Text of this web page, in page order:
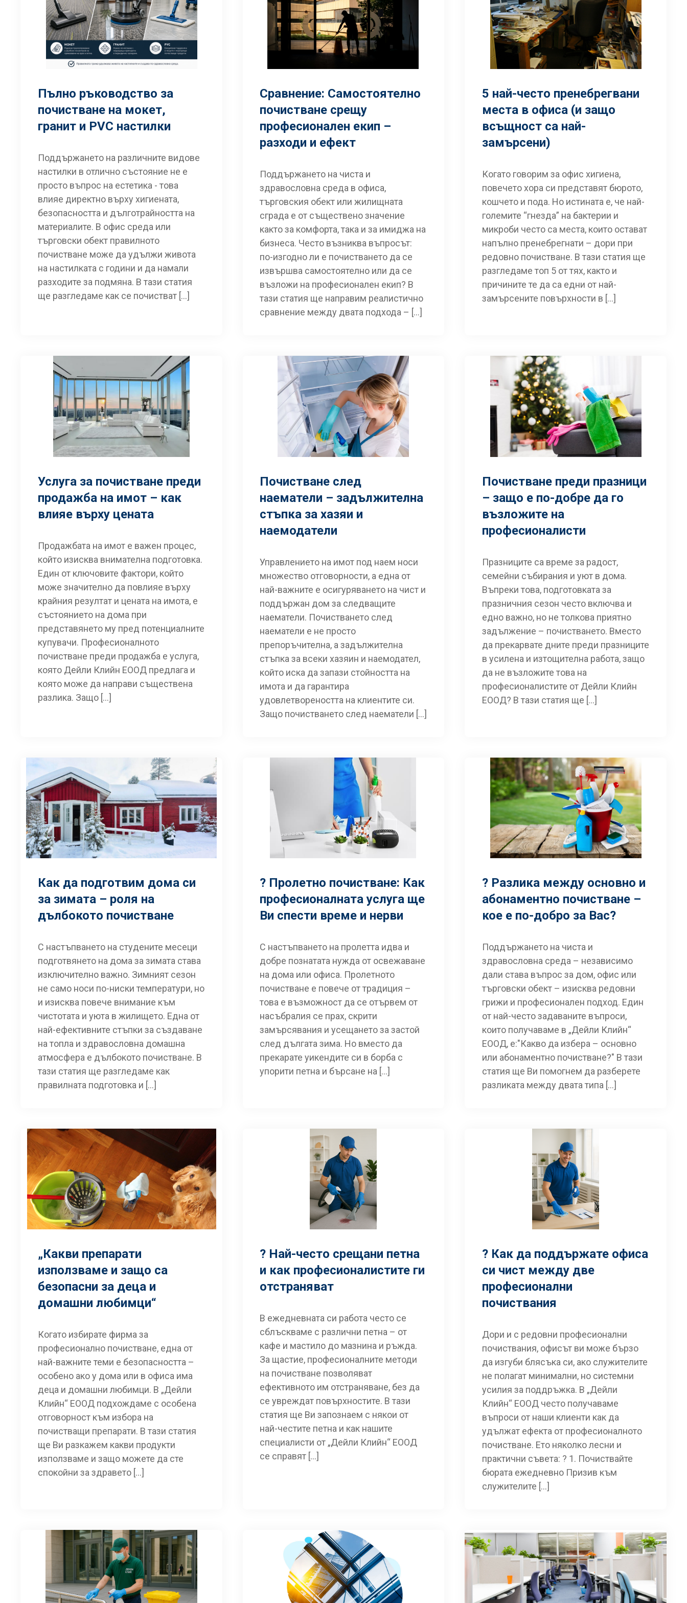
Пълно ръководство за
почистване на мокет,
гранит и PVC настилки
Поддържането на различните видове
настилки в отлично състояние не е
просто въпрос на естетика - това
влияе директно върху хигиената,
безопасността и дълготрайността на
материалите. В офис среда или
търговски обект правилното
почистване може да удължи живота
на настилката с години и да намали
разходите за подмяна. В тази статия
ще разгледаме как се почистват […]
Сравнение: Самостоятелно
почистване срещу
професионален екип –
разходи и ефект
Поддържането на чиста и
здравословна среда в офиса,
търговския обект или жилищната
сграда е от съществено значение
както за комфорта, така и за имиджа на
бизнеса. Често възниква въпросът:
по-изгодно ли е почистването да се
извършва самостоятелно или да се
възложи на професионален екип? В
тази статия ще направим реалистично
сравнение между двата подхода – […]
5 най-често пренебрегвани
места в офиса (и защо
всъщност са най-
замърсени)
Когато говорим за офис хигиена,
повечето хора си представят бюрото,
кошчето и пода. Но истината е, че най-
големите “гнезда” на бактерии и
микроби често са места, които остават
напълно пренебрегнати – дори при
редовно почистване. В тази статия ще
разгледаме топ 5 от тях, както и
причините те да са едни от най-
замърсените повърхности в […]
Услуга за почистване преди
продажба на имот – как
влияе върху цената
Продажбата на имот е важен процес,
който изисква внимателна подготовка.
Един от ключовите фактори, който
може значително да повлияе върху
крайния резултат и цената на имота, е
състоянието на дома при
представянето му пред потенциалните
купувачи. Професионалното
почистване преди продажба е услуга,
която Дейли Клийн ЕООД предлага и
която може да направи съществена
разлика. Защо […]
Почистване след
наематели – задължителна
стъпка за хазяи и
наемодатели
Управлението на имот под наем носи
множество отговорности, а една от
най-важните е осигуряването на чист и
поддържан дом за следващите
наематели. Почистването след
наематели е не просто
препоръчителна, а задължителна
стъпка за всеки хазяин и наемодател,
който иска да запази стойността на
имота и да гарантира
удовлетвореността на клиентите си.
Защо почистването след наематели […]
Почистване преди празници
– защо е по-добре да го
възложите на
професионалисти
Празниците са време за радост,
семейни събирания и уют в дома.
Въпреки това, подготовката за
празничния сезон често включва и
едно важно, но не толкова приятно
задължение – почистването. Вместо
да прекарвате дните преди празниците
в усилена и изтощителна работа, защо
да не възложите това на
професионалистите от Дейли Клийн
ЕООД? В тази статия ще […]
Как да подготвим дома си
за зимата – роля на
дълбокото почистване
С настъпването на студените месеци
подготвянето на дома за зимата става
изключително важно. Зимният сезон
не само носи по-ниски температури, но
и изисква повече внимание към
чистотата и уюта в жилището. Една от
най-ефективните стъпки за създаване
на топла и здравословна домашна
атмосфера е дълбокото почистване. В
тази статия ще разгледаме как
правилната подготовка и […]
? Пролетно почистване: Как
професионалната услуга ще
Ви спести време и нерви
С настъпването на пролетта идва и
добре познатата нужда от освежаване
на дома или офиса. Пролетното
почистване е повече от традиция –
това е възможност да се отървем от
насъбралия се прах, скрити
замърсявания и усещането за застой
след дългата зима. Но вместо да
прекарате уикендите си в борба с
упорити петна и бърсане на […]
? Разлика между основно и
абонаментно почистване –
кое е по-добро за Вас?
Поддържането на чиста и
здравословна среда – независимо
дали става въпрос за дом, офис или
търговски обект – изисква редовни
грижи и професионален подход. Един
от най-често задаваните въпроси,
които получаваме в „Дейли Клийн“
ЕООД, е:"Какво да избера – основно
или абонаментно почистване?" В тази
статия ще Ви помогнем да разберете
разликата между двата типа […]
„Какви препарати
използваме и защо са
безопасни за деца и
домашни любимци“
Когато избирате фирма за
професионално почистване, една от
най-важните теми е безопасността –
особено ако у дома или в офиса има
деца и домашни любимци. В „Дейли
Клийн“ ЕООД подхождаме с особена
отговорност към избора на
почистващи препарати. В тази статия
ще Ви разкажем какви продукти
използваме и защо можете да сте
спокойни за здравето […]
? Най-често срещани петна
и как професионалистите ги
отстраняват
В ежедневната си работа често се
сблъскваме с различни петна – от
кафе и мастило до мазнина и ръжда.
За щастие, професионалните методи
на почистване позволяват
ефективното им отстраняване, без да
се увреждат повърхностите. В тази
статия ще Ви запознаем с някои от
най-честите петна и как нашите
специалисти от „Дейли Клийн“ ЕООД
се справят […]
? Как да поддържате офиса
си чист между две
професионални
почиствания
Дори и с редовни професионални
почиствания, офисът ви може бързо
да изгуби блясъка си, ако служителите
не полагат минимални, но системни
усилия за поддръжка. В „Дейли
Клийн“ ЕООД често получаваме
въпроси от наши клиенти как да
удължат ефекта от професионалното
почистване. Ето няколко лесни и
практични съвета: ? 1. Почиствайте
бюрата ежедневно Призив към
служителите […]